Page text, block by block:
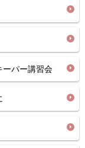
パー講習会